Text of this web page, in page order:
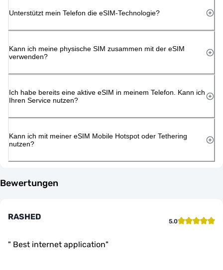
Unterstützt mein Telefon die eSIM-Technologie?
Kann ich meine physische SIM zusammen mit der eSIM
verwenden?
Ich habe bereits eine aktive eSIM in meinem Telefon. Kann ich
Ihren Service nutzen?
Kann ich mit meiner eSIM Mobile Hotspot oder Tethering
nutzen?
Bewertungen
RASHED 5.0
" Best internet application"